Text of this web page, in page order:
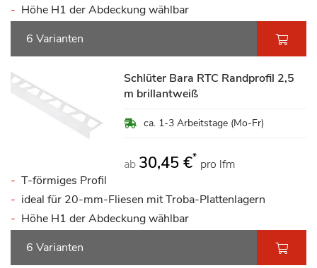
Höhe H1 der Abdeckung wählbar
6 Varianten
Schlüter Bara RTC Randprofil 2,5
m brillantweiß
ca. 1-3 Arbeitstage (Mo-Fr)
ab 30,45 €* pro lfm
T-förmiges Profil
ideal für 20-mm-Fliesen mit Troba-Plattenlagern
Höhe H1 der Abdeckung wählbar
6 Varianten